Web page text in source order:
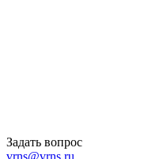
Задать вопрос
vrns@vrns.ru